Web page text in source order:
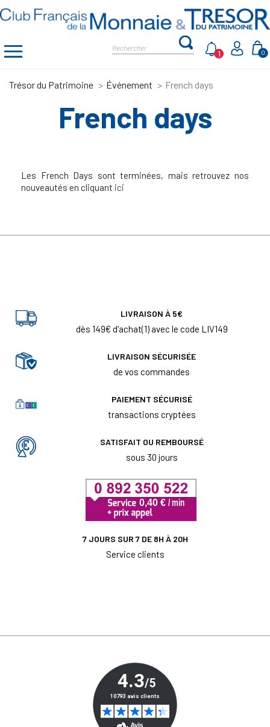
0
1
Trésor du Patrimoine Événement French days
French days
Les French Days sont terminées, mais retrouvez nos
nouveautés en cliquant ici
LIVRAISON À 5€
dès 149€ d'achat(1) avec le code LIV149
LIVRAISON SÉCURISÉE
de vos commandes
PAIEMENT SÉCURISÉ
transactions cryptées
SATISFAIT OU REMBOURSÉ
sous 30 jours
7 JOURS SUR 7 DE 8H À 20H
Service clients